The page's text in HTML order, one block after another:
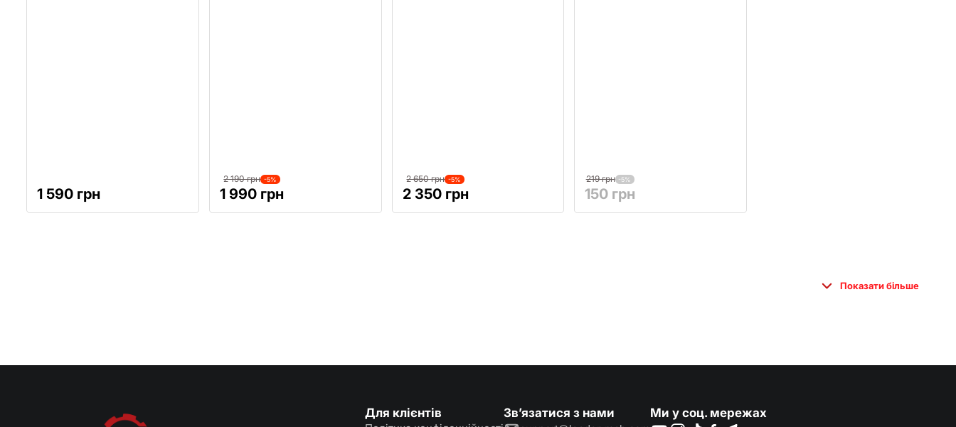
1 590 грн
2 190 грн -5%
1 990 грн
2 650 грн -5%
2 350 грн
219 грн -5%
150 грн
Показати більше
Для клієнтів Зв’язатися з нами Ми у соц. мережах